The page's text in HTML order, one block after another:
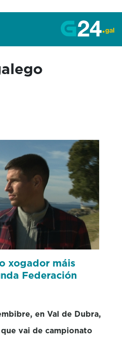
xogador máis
Federación
en Val de Dubra,
vai de campionato